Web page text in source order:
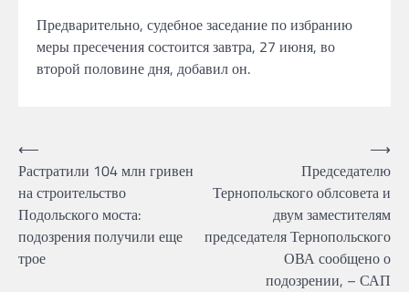
Предварительно, судебное заседание по избранию
меры пресечения состоится завтра, 27 июня, во
второй половине дня, добавил он.
Навігація
записів
⟵
Растратили 104 млн гривен
на строительство
Подольского моста:
подозрения получили еще
трое
Председателю
Тернопольского облсовета и
двум заместителям
председателя Тернопольского
ОВА сообщено о
подозрении, – САП
⟶